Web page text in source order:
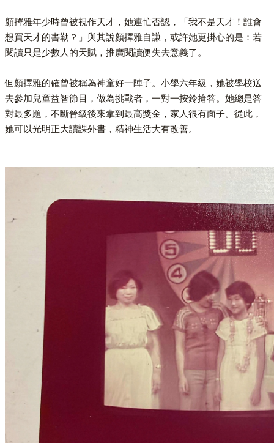
顏擇雅年少時曾被視作天才，她連忙否認，「我不是天才！誰會
想買天才的書勒？」與其說顏擇雅自謙，或許她更掛心的是：若
閱讀只是少數人的天賦，推廣閱讀便失去意義了。
但顏擇雅的確曾被稱為神童好一陣子。小學六年級，她被學校送
去參加兒童益智節目，做為挑戰者，一對一按鈴搶答。她總是答
對最多題，不斷晉級後來拿到最高獎金，家人很有面子。從此，
她可以光明正大讀課外書，精神生活大有改善。